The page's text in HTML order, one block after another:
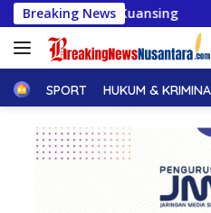
Langsung
ke
konten
Breaking NewsNiat Baik
HomeSPORT HUKUM &